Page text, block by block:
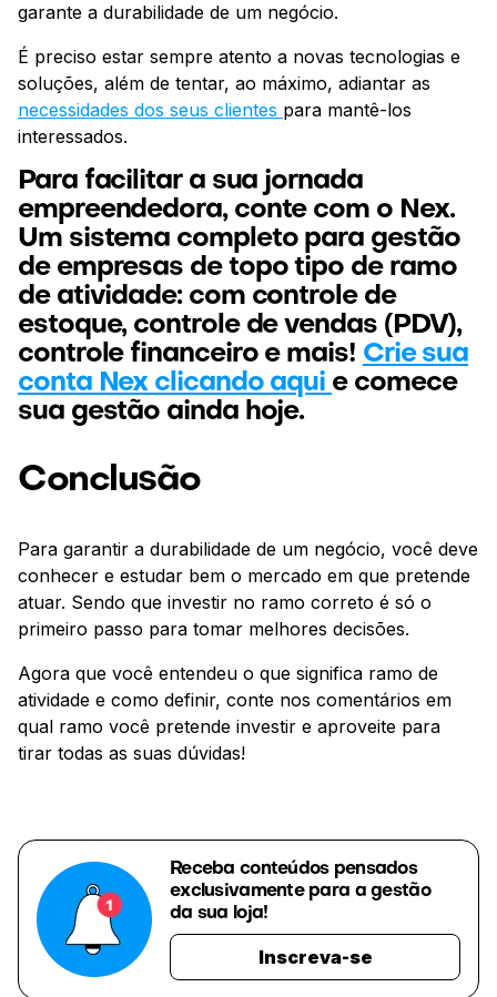
garante a durabilidade de um negócio.
É preciso estar sempre atento a novas tecnologias e
soluções, além de tentar, ao máximo, adiantar as
necessidades dos seus clientes para mantê-los
interessados.
Para facilitar a sua jornada
empreendedora, conte com o Nex.
Um sistema completo para gestão
de empresas de topo tipo de ramo
de atividade: com controle de
estoque, controle de vendas (PDV),
controle financeiro e mais! Crie sua
conta Nex clicando aqui e comece
sua gestão ainda hoje.
Conclusão
Para garantir a durabilidade de um negócio, você deve
conhecer e estudar bem o mercado em que pretende
atuar. Sendo que investir no ramo correto é só o
primeiro passo para tomar melhores decisões.
Agora que você entendeu o que significa ramo de
atividade e como definir, conte nos comentários em
qual ramo você pretende investir e aproveite para
tirar todas as suas dúvidas!
Receba conteúdos pensados
exclusivamente para a gestão
da sua loja!
Inscreva-se